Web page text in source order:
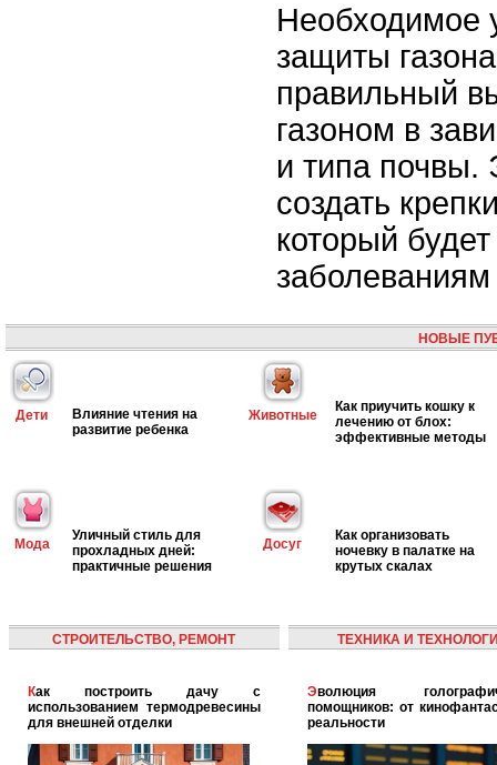
Необходимое
защиты
правильный
газоном в
и типа почвы.
создать
который
НОВЫЕ
Дети
Влияние чтения на
развитие ребенка
Животные
Как приучить кошку к
лечению от блох:
эффективные методы
Мода
Уличный стиль для
прохладных дней:
практичные решения
Досуг
Как организовать
ночевку в палатке на
крутых скалах
СТРОИТЕЛЬСТВО, РЕМОНТ
Как построить дачу с
использованием термодревесины
для внешней отделки
ТЕХНИКА И
Эволюция голографических
помощников: от
реальности